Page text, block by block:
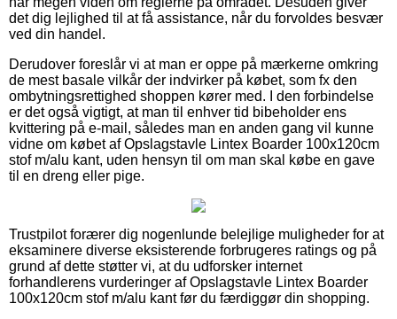
det dig lejlighed til at få assistance, når du forvoldes besvær
ved din handel.
Derudover foreslår vi at man er oppe på mærkerne omkring
de mest basale vilkår der indvirker på købet, som fx den
ombytningsrettighed shoppen kører med. I den forbindelse
er det også vigtigt, at man til enhver tid bibeholder ens
kvittering på e-mail, således man en anden gang vil kunne
vidne om købet af Opslagstavle Lintex Boarder 100x120cm
stof m/alu kant, uden hensyn til om man skal købe en gave
til en dreng eller pige.
Trustpilot forærer dig nogenlunde belejlige muligheder for at
eksaminere diverse eksisterende forbrugeres ratings og på
grund af dette støtter vi, at du udforsker internet
forhandlerens vurderinger af Opslagstavle Lintex Boarder
100x120cm stof m/alu kant før du færdiggør din shopping.